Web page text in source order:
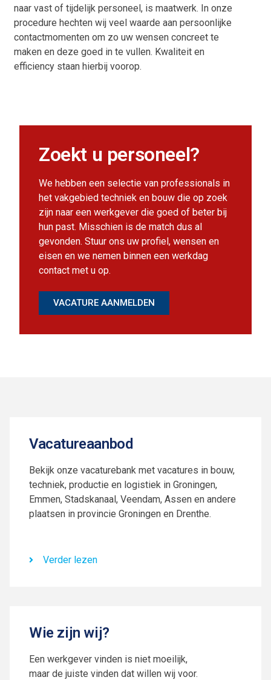
naar vast of tijdelijk personeel, is maatwerk. In onze
procedure hechten wij veel waarde aan persoonlijke
contactmomenten om zo uw wensen concreet te
maken en deze goed in te vullen. Kwaliteit en
efficiency staan hierbij voorop.
Zoekt u personeel?
We hebben een selectie van professionals in
het vakgebied techniek en bouw die op zoek
zijn naar een werkgever die goed of beter bij
hun past. Misschien is de match dus al
gevonden. Stuur ons uw profiel, wensen en
eisen en we nemen binnen een werkdag
contact met u op.
VACATURE AANMELDEN
Vacatureaanbod
Bekijk onze vacaturebank met vacatures in bouw,
techniek, productie en logistiek in Groningen,
Emmen, Stadskanaal, Veendam, Assen en andere
plaatsen in provincie Groningen en Drenthe.
Verder lezen
Wie zijn wij?
Een werkgever vinden is niet moeilijk,
maar de juiste vinden dat willen wij voor.